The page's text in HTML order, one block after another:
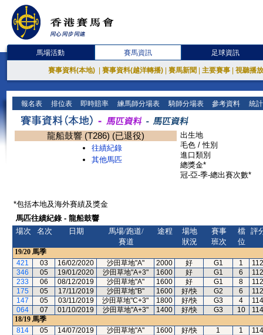
馬場活動 賽馬資訊 足球資訊
賽事資料(本地) 賽事資料(越洋轉播) 賽馬新聞 主要賽事 視聽播
報名表 排位表 即時賠率 練馬師分場表 騎師分場表 參考資料 統
龍船鼓響 (T286) (已退役)
往績紀錄
其他馬匹
出生地
毛色 / 性別
進口類別
總獎金*
冠-亞-季-總出賽次數*
*包括本地及海外賽績及獎金
馬匹往績紀錄 - 龍船鼓響
場次
名次 日期
馬場/跑道/
賽道
途程
場地
狀況
賽事
班次
檔
位
評
19/20 馬季
421
03 16/02/2020 沙田草地"A" 2000 好 G1 1
112
346
05 19/01/2020 沙田草地"A+3" 1600 好 G1 6
112
233
06 08/12/2019 沙田草地"A" 1600 好 G1 8
112
175
05 17/11/2019 沙田草地"B" 1600 好/快 G2 6
112
147
05 03/11/2019 沙田草地"C+3" 1800 好/快 G3 4
114
064
07 01/10/2019 沙田草地"A+3" 1400 好/快 G3 10
114
18/19 馬季
814
05 14/07/2019 沙田草地"A" 1600 好/快 1 1
114